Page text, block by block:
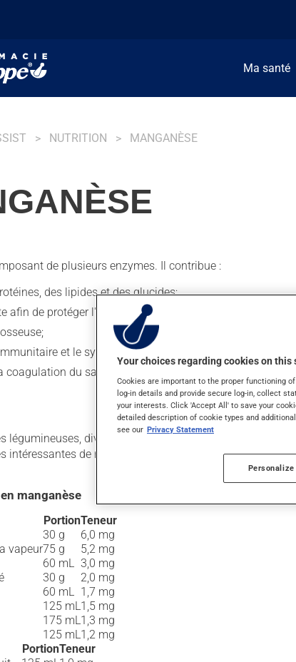
Ma santé
NUTRITION MANGANÈSE
de plusieurs enzymes. Il contribue :
des lipides et des glucides;
afin de protéger l'organisme des dommages causés aux
et le système reproducteur;
coagulation du sang et à la cicatrisation des plaies.
légumineuses, divers fruits et légumes, les produits
intéressantes de manganèse. Le thé, le café et le vin en
manganèse
PortionTeneur
30 g
6,0 mg
vapeur75 g
5,2 mg
60 mL 3,0 mg
30 g
2,0 mg
60 mL 1,7 mg
125 mL1,5 mg
175 mL1,3 mg
125 mL1,2 mg
PortionTeneur
Your choices regarding cookies on this
Cookies are important to the proper functioning
log-in details and provide secure log-in, collect
your interests. Click 'Accept All' to save your
detailed description of cookie types and
see our Privacy Statement
Personalize